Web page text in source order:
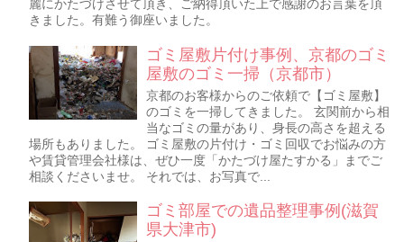
麗にかたづけさせて頂き、ご納得頂いた上で感謝のお言葉を頂
きました。有難う御座いました。
ゴミ屋敷片付け事例、京都のゴミ
屋敷のゴミ一掃（京都市）
京都のお客様からのご依頼で【ゴミ屋敷】
のゴミを一掃してきました。 玄関前から相
当なゴミの量があり、身長の高さを超える
場所もありました。 ゴミ屋敷の片付け・ゴミ回収でお悩みの方
や賃貸管理会社様は、ぜひ一度「かたづけ屋たすかる」までご
相談くださいませ。 それでは、お写真で...
ゴミ部屋での遺品整理事例(滋賀
県大津市)